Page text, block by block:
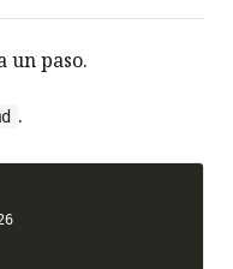
un paso.
.